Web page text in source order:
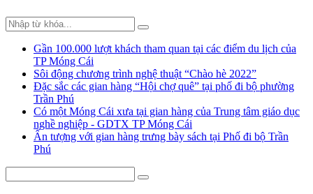
Gần 100.000 lượt khách tham quan tại các điểm du lịch của
TP Móng Cái
Sôi động chương trình nghệ thuật “Chào hè 2022”
Đặc sắc các gian hàng “Hội chợ quê” tại phố đi bộ phường
Trần Phú
Có một Móng Cái xưa tại gian hàng của Trung tâm giáo dục
nghề nghiệp - GDTX TP Móng Cái
Ấn tượng với gian hàng trưng bày sách tại Phố đi bộ Trần
Phú